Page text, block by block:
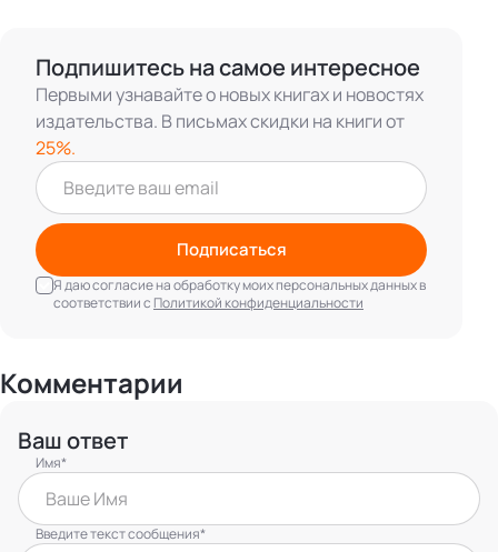
Подпишитесь на самое интересное
Первыми узнавайте о новых книгах и новостях
издательства. В письмах скидки на книги от
25%.
Подписаться
Я даю согласие на обработку моих персональных данных в
соответствии с Политикой конфиденциальности
Комментарии
Ваш ответ
Имя*
Введите текст сообщения*